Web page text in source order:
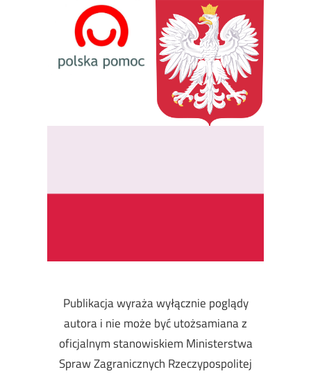
Publikacja wyraża wyłącznie poglądy
autora i nie może być utożsamiana z
oficjalnym stanowiskiem Ministerstwa
Spraw Zagranicznych Rzeczypospolitej